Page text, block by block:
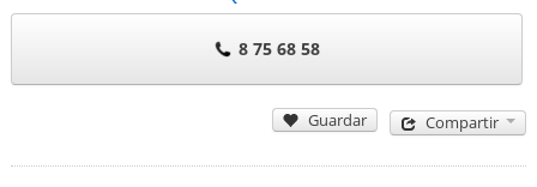
8 75 68 58
Guardar Compartir